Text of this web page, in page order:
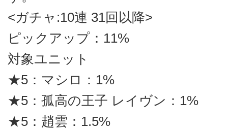
<ガチャ:10連 31回以降>
ピックアップ：11%
対象ユニット
★5：マシロ：1%
★5：孤高の王子 レイヴン：1%
★5：趙雲：1.5%